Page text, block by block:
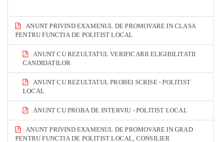
ANUNT PRIVIND EXAMENUL DE PROMOVARE IN CLASA
PENTRU FUNCTIA DE POLITIST LOCAL
ANUNT CU REZULTATUL VERIFICARII ELIGIBILITATII
CANDIDATILOR
ANUNT CU REZULTATUL PROBEI SCRISE - POLITIST
LOCAL
ANUNT CU PROBA DE INTERVIU - POLITIST LOCAL
ANUNT PRIVIND EXAMENUL DE PROMOVARE IN GRAD
PENTRU FUNCTIA DE POLITIST LOCAL, CONSILIER